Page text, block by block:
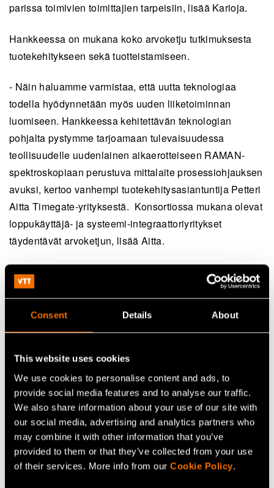
Consent Details About
This website uses cookies
We use cookies to personalise content and ads, to
provide social media features and to analyse our traffic.
We also share information about your use of our site with
our social media, advertising and analytics partners who
may combine it with other information that you’ve
provided to them or that they’ve collected from your use
of their services. More info from our Cookie Policy.
parissa toimivien toimittajien tarpeisiin, lisää Karioja.
Hankkeessa on mukana koko arvoketju tutkimuksesta
tuotekehitykseen sekä tuotteistamiseen.
- Näin haluamme varmistaa, että uutta teknologiaa
todella hyödynnetään myös uuden liiketoiminnan
luomiseen. Hankkeessa kehitettävän teknologian
pohjalta pystymme tarjoamaan tulevaisuudessa
teollisuudelle uudenlainen aikaerotteiseen RAMAN-
spektroskopiaan perustuva mittalaite prosessiohjauksen
avuksi, kertoo vanhempi tuotekehitysasiantuntija Petteri
Aitta Timegate-yrityksestä. Konsortiossa mukana olevat
loppukäyttäjä- ja systeemi-integraattoriyritykset
täydentävät arvoketjun, lisää Aitta.
Jatka lukemista
Palvelu: Teollisuuden anturointiratkaisut
kasvaa?
Asiakastarina: Case: Dispelix – Yhteiskäyttöinen
puhdastila edistää AR-valojohteiden T&K-työtä
Jaa